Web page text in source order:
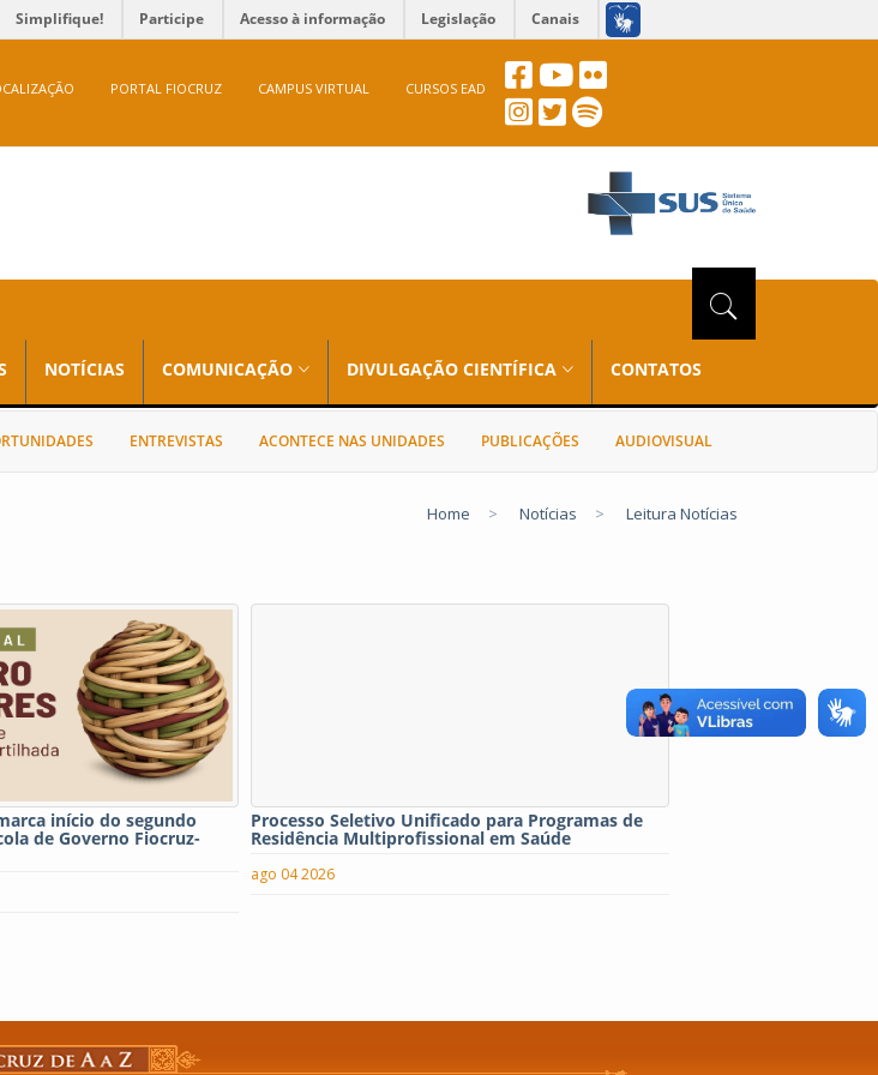
Simplifique! Participe Acesso à informação Legislação Canais
PORTAL FIOCRUZ CAMPUS VIRTUAL CURSOS EAD
NOTÍCIAS COMUNICAÇÃO DIVULGAÇÃO CIENTÍFICA CONTATOS
ENTREVISTAS ACONTECE NAS UNIDADES PUBLICAÇÕES AUDIOVISUAL
Home > Notícias > Leitura Notícias
início do segundo
de Governo Fiocruz-
Processo Seletivo Unificado para Programas de
Residência Multiprofissional em Saúde
ago 04 2026